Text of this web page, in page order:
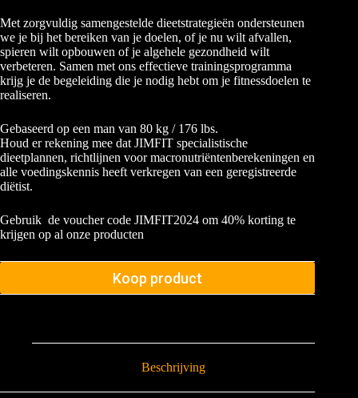
Met zorgvuldig samengestelde dieetstrategieën ondersteunen
we je bij het bereiken van je doelen, of je nu wilt afvallen,
spieren wilt opbouwen of je algehele gezondheid wilt
verbeteren. Samen met ons effectieve trainingsprogramma
krijg je de begeleiding die je nodig hebt om je fitnessdoelen te
realiseren.
Gebaseerd op een man van 80 kg / 176 lbs.
Houd er rekening mee dat JIMFIT specialistische
dieetplannen, richtlijnen voor macronutriëntenberekeningen en
alle voedingskennis heeft verkregen van een geregistreerde
diëtist.
Gebruik de voucher code JIMFIT2024 om 40% korting te
krijgen op al onze producten
Koop product
Beschrijving